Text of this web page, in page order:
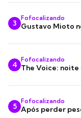
3
Fofocalizando
Gustavo Mioto
4
Fofocalizando
The Voice: noite
5
Fofocalizando
Após perder